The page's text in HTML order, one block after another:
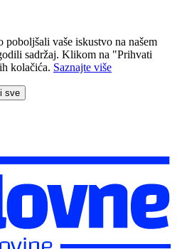
vaše iskustvo na našem
sadržaj. Klikom na "Prihvati
kolačića. Saznajte više
sve